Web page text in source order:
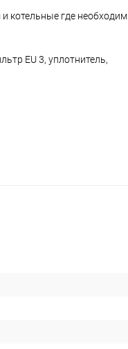
котельные где необходим
EU 3, уплотнитель,